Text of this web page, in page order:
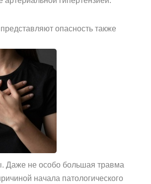
опасность также
Даже не особо большая травма
начала патологического